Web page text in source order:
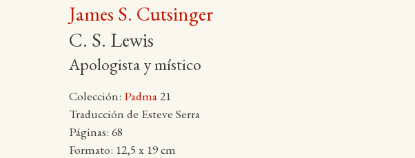
James S. Cutsinger
C. S. Lewis
Apologista y místico
Colección: Padma21
Traducción de Esteve Serra
Páginas: 68
Formato: 12,5 x 19 cm